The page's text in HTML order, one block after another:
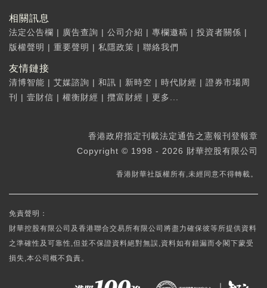
相關訊息
法定公告欄 | 廣告查詢 | 公司介紹 | 專欄邀稿 | 投資者關係 |
版權聲明 | 重要聲明 | 私隱政策 | 聯絡我們
友情鏈接
清博智能 | 艾媒諮詢 | 和訊 | 新時空 | 時代財經 | 證券市場周
刊
| 壹財信 | 權衡財經 | 攬富財經 | 更多...
香港政府指定刊載法定通告之憲報刊登報章
Copyright © 1998 - 2026 財華控股有限公司
香港財華社版權所有,未經同意不得轉載。
免責聲明：
財華控股有限公司及香港聯合交易所有限公司將盡力確保彼等所提供資料
之準確性及可靠性,但並不保證資料絕對無誤,資料如有錯漏而令閣下蒙受
損失,本公司概不負責。